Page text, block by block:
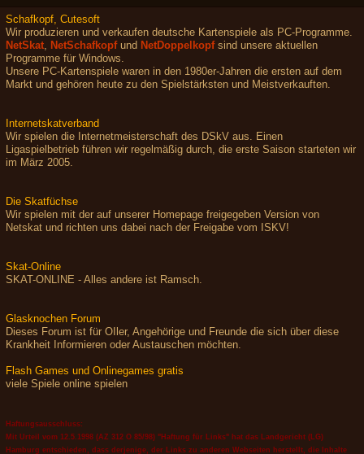
Schafkopf, Cutesoft
Wir produzieren und verkaufen deutsche Kartenspiele als PC-Programme.
NetSkat, NetSchafkopfund NetDoppelkopf sind unsere aktuellen
Programme für Windows.
Unsere PC-Kartenspiele waren in den 1980er-Jahren die ersten auf dem
Markt und gehören heute zu den Spielstärksten und Meistverkauften.
Internetskatverband
Wir spielen die Internetmeisterschaft des DSkV aus. Einen
Ligaspielbetrieb führen wir regelmäßig durch, die erste Saison starteten wir
im März 2005.
Die Skatfüchse
Wir spielen mit der auf unserer Homepage freigegeben Version von
Netskat und richten uns dabei nach der Freigabe vom ISKV!
Skat-Online
SKAT-ONLINE - Alles andere ist Ramsch.
Glasknochen Forum
Dieses Forum ist für OIler, Angehörige und Freunde die sich über diese
Krankheit Informieren oder Austauschen möchten.
Flash Games und Onlinegames gratis
viele Spiele online spielen
Haftungsausschluss:
Mit Urteil vom 12.5.1998 (AZ 312 O 85/98) "Haftung für Links" hat das Landgericht (LG)
Hamburg entschieden, dass derjenige, der Links zu anderen Webseiten herstellt, die Inhalte